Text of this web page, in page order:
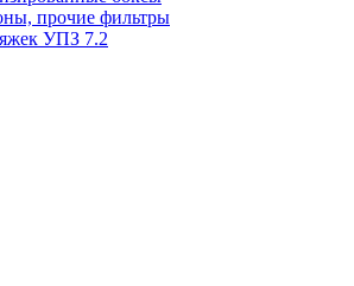
прочие фильтры
УПЗ 7.2